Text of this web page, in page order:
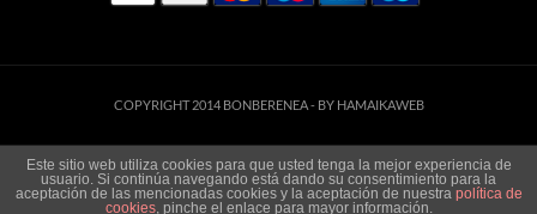
COPYRIGHT 2014 BONBERENEA - BY HAMAIKAWEB
Este sitio web utiliza cookies para que usted tenga la mejor experiencia de
usuario. Si continúa navegando está dando su consentimiento para la
aceptación de las mencionadas cookies y la aceptación de nuestra política de
cookies, pinche el enlace para mayor información.